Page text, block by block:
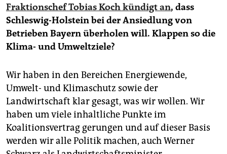
Fraktionschef Tobias Koch kündigt an, dass
Schleswig-Holstein bei der Ansiedlung von
Betrieben Bayern überholen will. Klappen so die
Klima- und Umweltziele?
Wir haben in den Bereichen Energie­wende,
Umwelt- und Klimaschutz sowie der
Landwirtschaft klar gesagt, was wir wollen. Wir
haben um viele inhaltliche Punkte im
Koalitionsvertrag gerungen und auf dieser Basis
werden wir alle Politik machen, auch Werner